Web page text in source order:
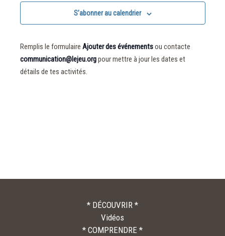
S’abonner au calendrier
Remplis le formulaire Ajouter des événementsou contacte
communication@lejeu.orgpour mettre à jour les dates et
détails de tes activités.
* DÉCOUVRIR *
Vidéos
* COMPRENDRE *